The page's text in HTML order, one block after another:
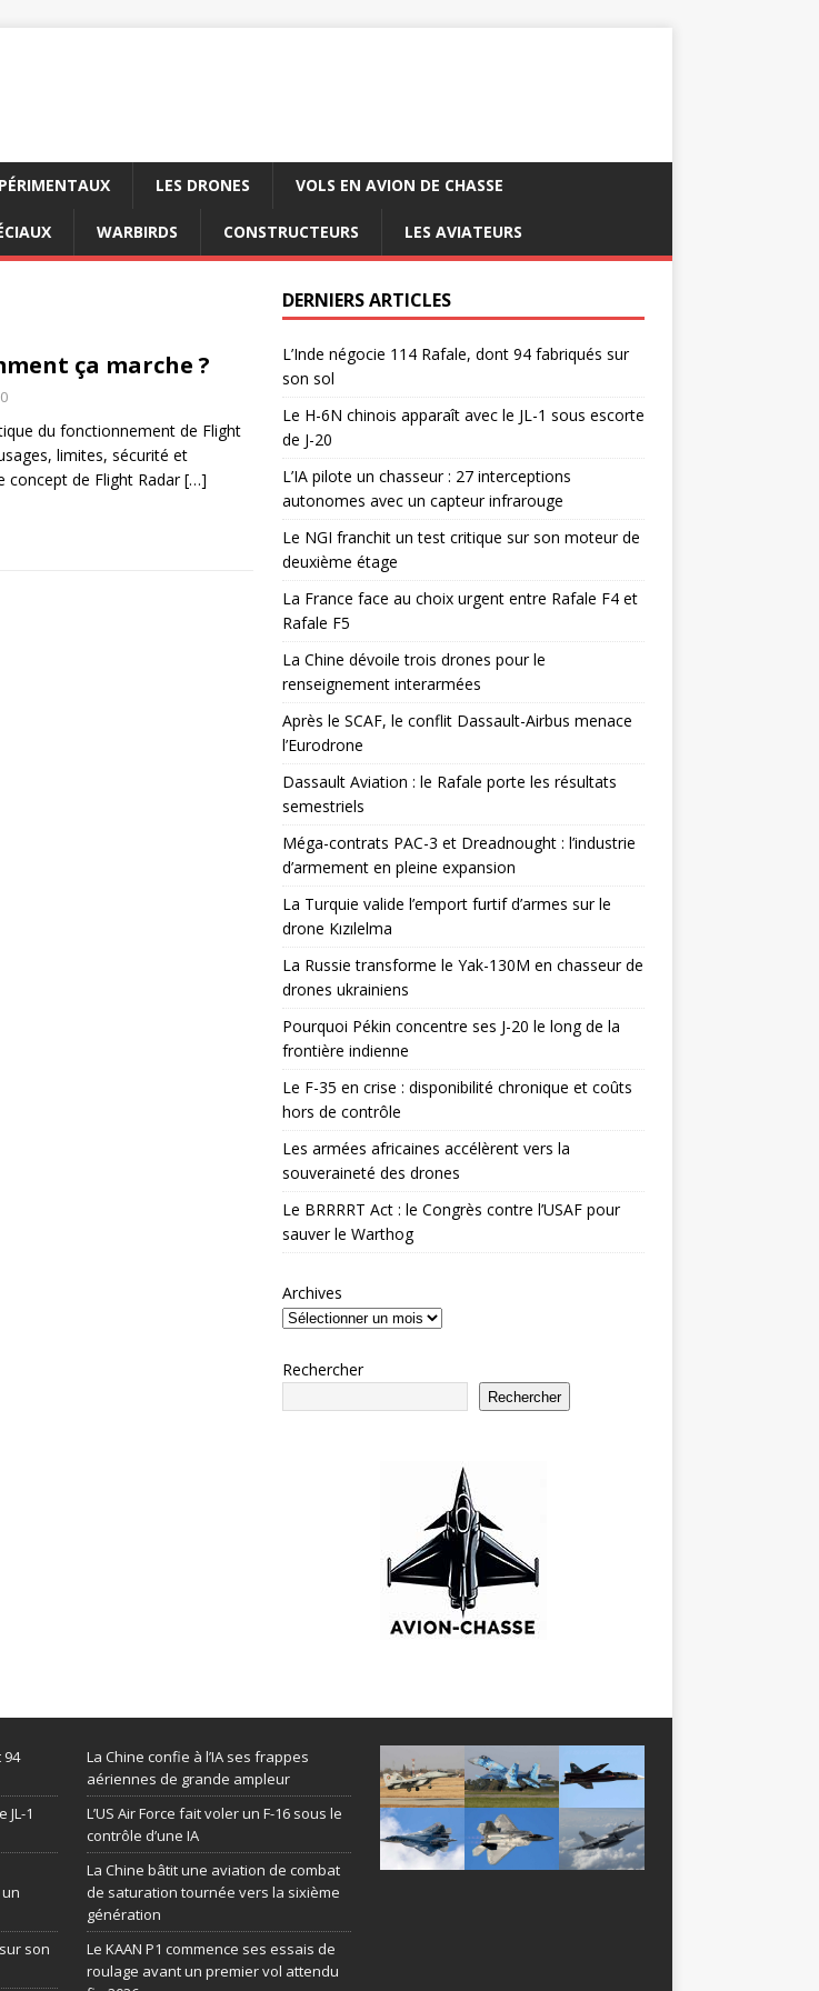
LES DRONES VOLS EN AVION DE CHASSE
WARBIRDS CONSTRUCTEURS LES AVIATEURS
ça marche ?
0
du fonctionnement de Flight
limites, sécurité et
concept de Flight Radar[…]
DERNIERS ARTICLES
L’Inde négocie 114 Rafale, dont 94 fabriqués sur
son sol
Le H-6N chinois apparaît avec le JL-1 sous escorte
de J-20
L’IA pilote un chasseur : 27 interceptions
autonomes avec un capteur infrarouge
Le NGI franchit un test critique sur son moteur de
deuxième étage
La France face au choix urgent entre Rafale F4 et
Rafale F5
La Chine dévoile trois drones pour le
renseignement interarmées
Après le SCAF, le conflit Dassault-Airbus menace
l’Eurodrone
Dassault Aviation : le Rafale porte les résultats
semestriels
Méga-contrats PAC-3 et Dreadnought : l’industrie
d’armement en pleine expansion
La Turquie valide l’emport furtif d’armes sur le
drone Kızılelma
La Russie transforme le Yak-130M en chasseur de
drones ukrainiens
Pourquoi Pékin concentre ses J-20 le long de la
frontière indienne
Le F-35 en crise : disponibilité chronique et coûts
hors de contrôle
Les armées africaines accélèrent vers la
souveraineté des drones
Le BRRRRT Act : le Congrès contre l’USAF pour
sauver le Warthog
Archives
Rechercher
Rechercher
94
1
son
La Chine confie à l’IA ses frappes
aériennes de grande ampleur
L’US Air Force fait voler un F-16 sous le
contrôle d’une IA
La Chine bâtit une aviation de combat
de saturation tournée vers la sixième
génération
Le KAAN P1 commence ses essais de
roulage avant un premier vol attendu